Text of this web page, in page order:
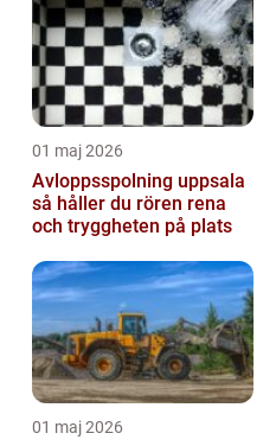
01 maj 2026
Avloppsspolning uppsala
så håller du rören rena
och tryggheten på plats
01 maj 2026